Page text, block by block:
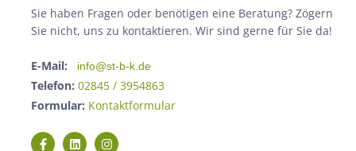
Sie haben Fragen oder benötigen eine Beratung? Zögern
Sie nicht, uns zu kontaktieren. Wir sind gerne für Sie da!
E-Mail: info@st-b-k.de
Telefon: 02845 / 3954863
Formular: Kontaktformular